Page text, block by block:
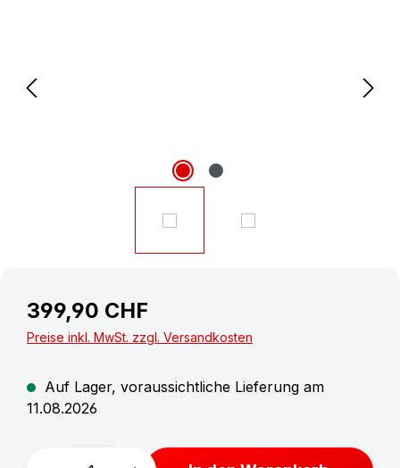
399,90 CHF
Preise inkl. MwSt. zzgl. Versandkosten
Auf Lager, voraussichtliche Lieferung am
11.08.2026
Produkt Anzahl: Gib den